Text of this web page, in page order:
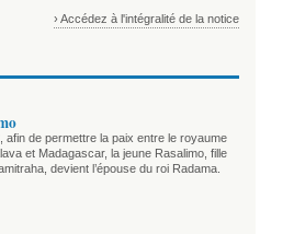
› Accédez à l'intégralité de la notice
afin de permettre la paix entre le royaume
et Madagascar, la jeune Rasalimo, fille
devient l’épouse du roi Radama.